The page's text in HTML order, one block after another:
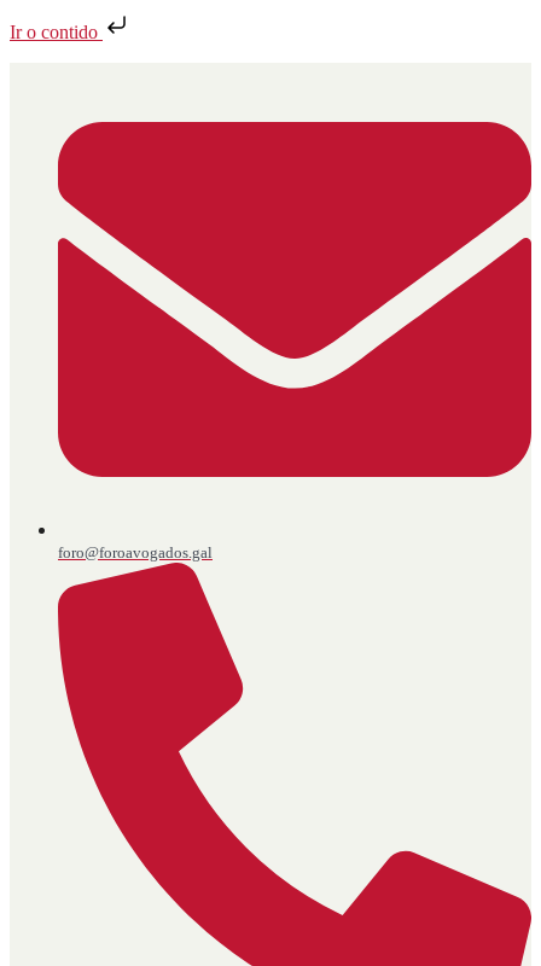
Ir o contido
foro@foroavogados.gal